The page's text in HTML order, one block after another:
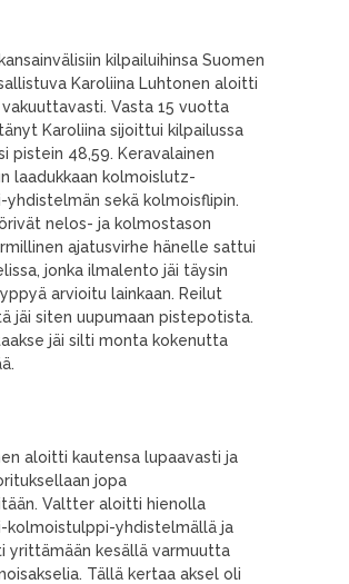
kilpailuihinsa Suomen
Karoliina Luhtonen aloitti
vakuuttavasti. Vasta 15 vuotta
Karoliina sijoittui kilpailussa
pistein 48,59. Keravalainen
laadukkaan kolmoislutz-
yhdistelmän sekä kolmoisflipin.
nelos- ja kolmostason
ajatusvirhe hänelle sattui
jonka ilmalento jäi täysin
arvioitu lainkaan. Reilut
jäi siten uupumaan pistepotista.
jäi silti monta kokenutta
aloitti kautensa lupaavasti ja
jopa
Valtter aloitti hienolla
kolmoistulppi-yhdistelmällä ja
yrittämään kesällä varmuutta
Tällä kertaa aksel oli